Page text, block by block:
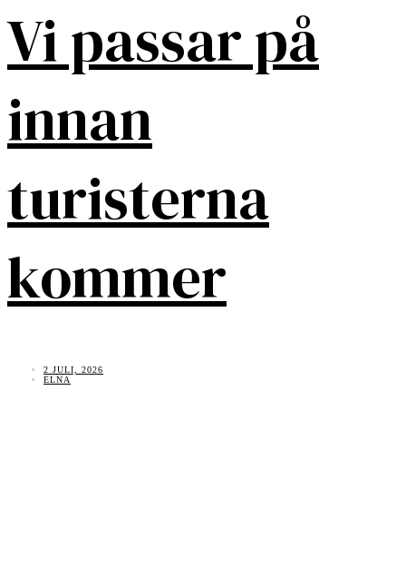
Vi passar på
innan
turisterna
kommer
2 JULI, 2026
ELNA